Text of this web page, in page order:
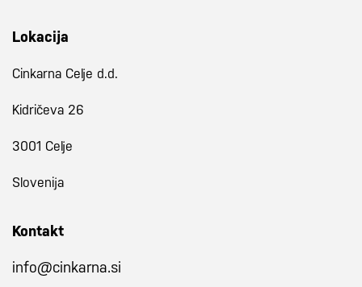
Lokacija
Cinkarna Celje d.d.
Kidričeva 26
3001 Celje
Slovenija
Kontakt
info@cinkarna.si